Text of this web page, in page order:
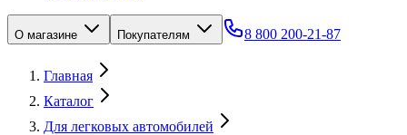
О магазине Покупателям 8 800 200-21-87
Главная
Каталог
Для легковых автомобилей